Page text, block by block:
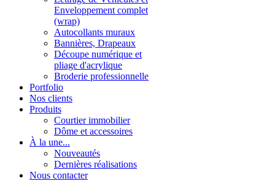
Enveloppement complet
(wrap)
Autocollants muraux
Bannières, Drapeaux
Découpe numérique et
pliage d'acrylique
Broderie professionnelle
Portfolio
Nos clients
Produits
Courtier immobilier
Dôme et accessoires
À la une...
Nouveautés
Dernières réalisations
Nous contacter